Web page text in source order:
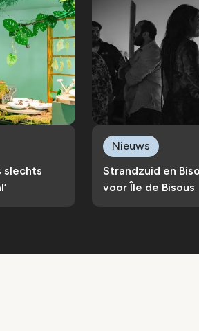
slechts
Strandzuid en
voor Île de Bisous
Nieuws